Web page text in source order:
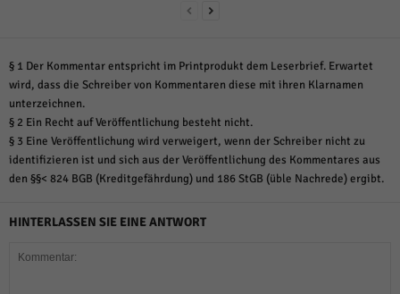
§ 1 Der Kommentar entspricht im Printprodukt dem Leserbrief. Erwartet
wird, dass die Schreiber von Kommentaren diese mit ihren Klarnamen
unterzeichnen.
§ 2 Ein Recht auf Veröffentlichung besteht nicht.
§ 3 Eine Veröffentlichung wird verweigert, wenn der Schreiber nicht zu
identifizieren ist und sich aus der Veröffentlichung des Kommentares aus
den §§< 824 BGB (Kreditgefährdung) und 186 StGB (üble Nachrede) ergibt.
HINTERLASSEN SIE EINE ANTWORT